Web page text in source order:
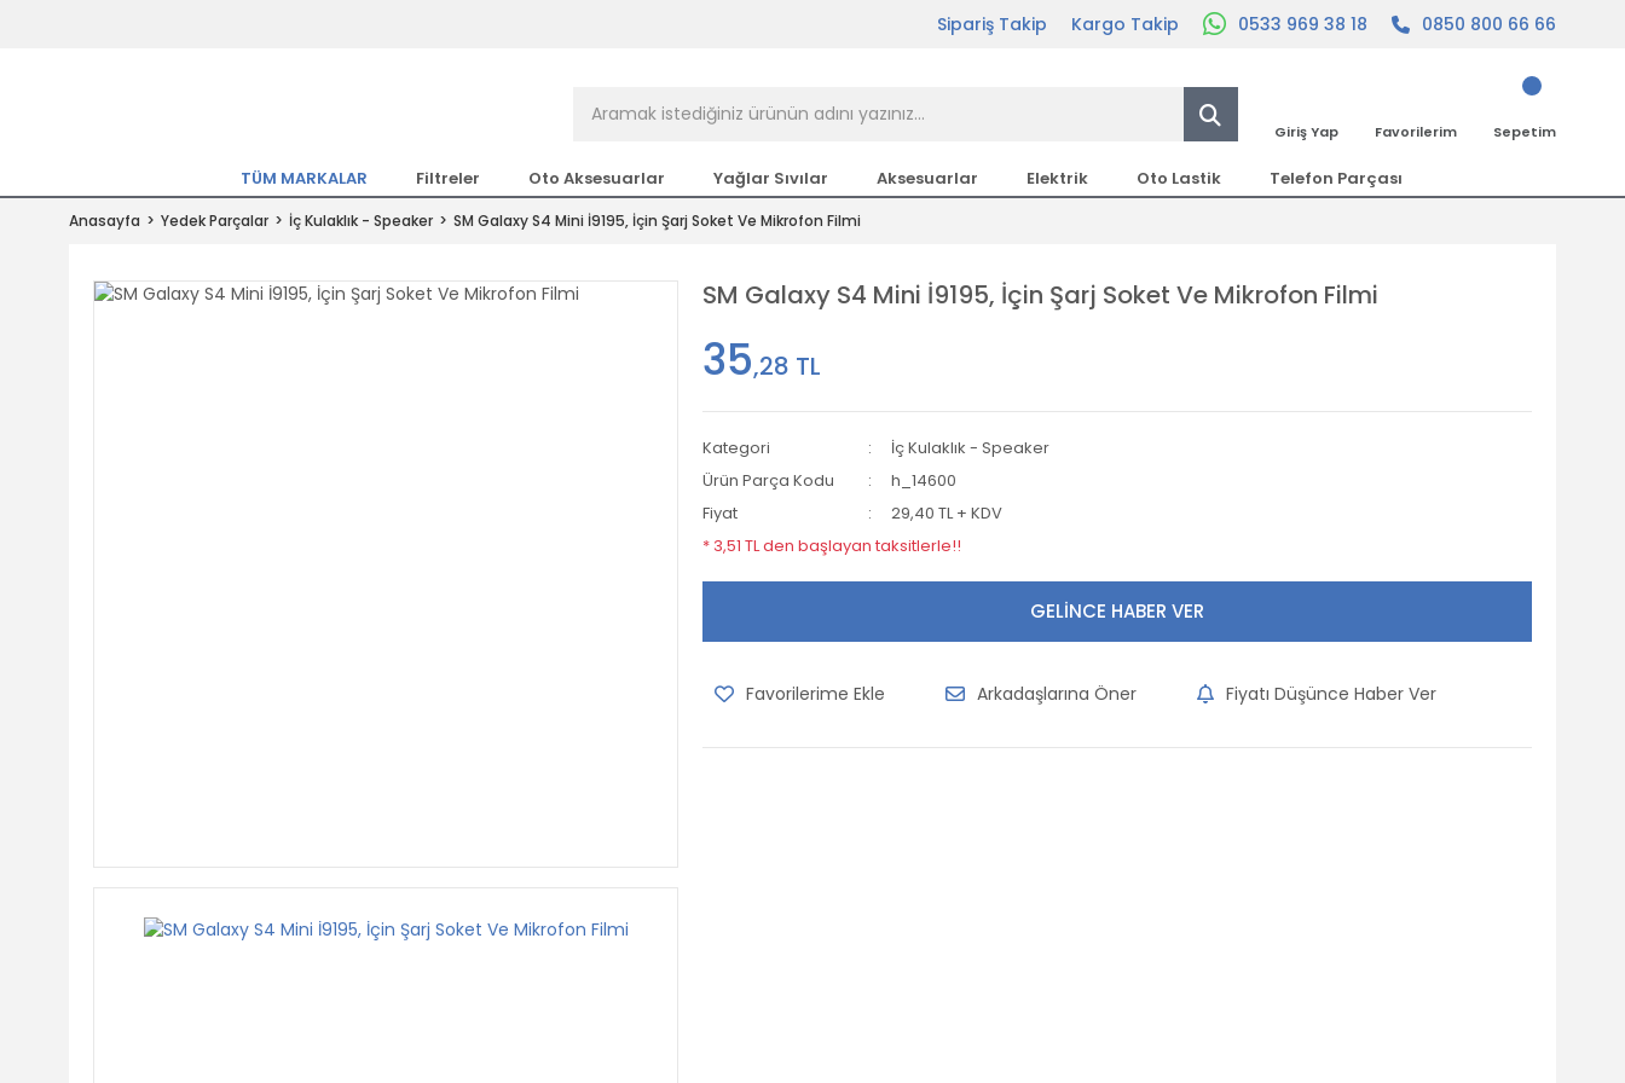
Tıkla Al, Mutlu Kal!
Sipariş Takip Kargo Takip 0533 969 38 18 0850 800 66 66
Giriş Yap Favorilerim Sepetim
TÜM MARKALAR Filtreler Oto Aksesuarlar Yağlar Sıvılar Aksesuarlar Elektrik Oto Lastik Telefon Parçası
Anasayfa Yedek Parçalar İç Kulaklık - Speaker SM Galaxy S4 Mini İ9195, İçin Şarj Soket Ve Mikrofon Filmi
SM Galaxy S4 Mini İ9195, İçin Şarj Soket Ve Mikrofon Filmi
35,28 TL
Kategori
İç Kulaklık - Speaker
Ürün Parça Kodu
h_14600
Fiyat
29,40 TL + KDV
* 3,51 TL den başlayan taksitlerle!!
GELİNCE HABER VER
Arkadaşlarına Öner Fiyatı Düşünce Haber Ver